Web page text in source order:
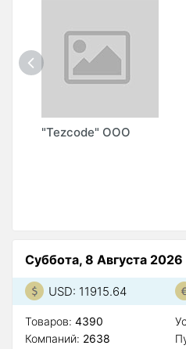
"Tezcode" ООО
Суббота, 8 Августа 2026
USD: 11915.64
Товаров: 4390
Компаний: 2638